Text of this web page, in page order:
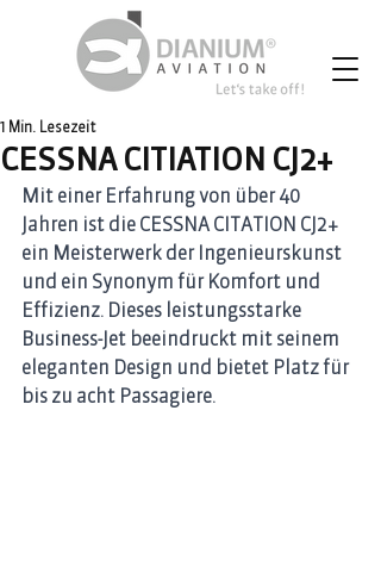
CESSNA CITIATION CJ2+
1 Min. Lesezeit
Mit einer Erfahrung von über 40
Jahren ist die CESSNA CITATION CJ2+
ein Meisterwerk der Ingenieurskunst
und ein Synonym für Komfort und
Effizienz. Dieses leistungsstarke
Business-Jet beeindruckt mit seinem
eleganten Design und bietet Platz für
bis zu acht Passagiere.